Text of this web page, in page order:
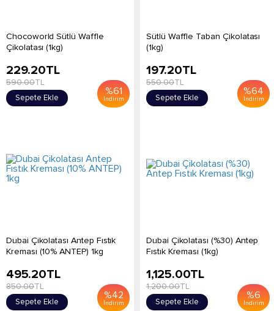
Chocoworld Sütlü Waffle
Çikolatası (1kg)
%61
İndirim
229.20TL
590.00TL
Sepete Ekle
Sütlü Waffle Taban Çikolatası
(1kg)
%64
İndirim
197.20TL
550.00TL
Sepete Ekle
Dubai Çikolatası Antep Fıstık
Kreması (10% ANTEP) 1kg
%42
İndirim
495.20TL
850.00TL
Sepete Ekle
Dubai Çikolatası (%30) Antep
Fıstık Kreması (1kg)
%6
İndirim
1,125.00TL
1,200.00TL
Sepete Ekle